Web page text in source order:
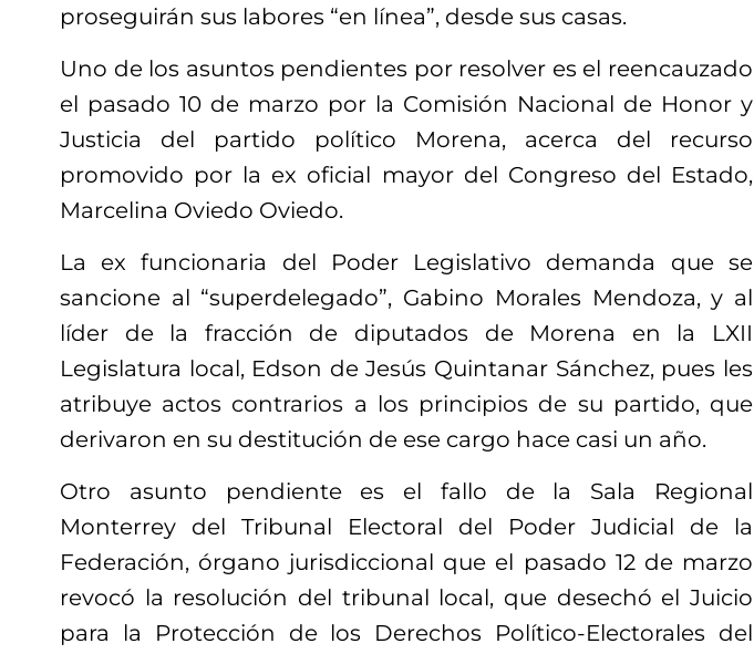
proseguirán sus labores “en línea”, desde sus casas.
Uno de los asuntos pendientes por resolver es el reencauzado
el pasado 10 de marzo por la Comisión Nacional de Honor y
Justicia del partido político Morena, acerca del recurso
promovido por la ex oficial mayor del Congreso del Estado,
Marcelina Oviedo Oviedo.
La ex funcionaria del Poder Legislativo demanda que se
sancione al “superdelegado”, Gabino Morales Mendoza, y al
líder de la fracción de diputados de Morena en la LXII
Legislatura local, Edson de Jesús Quintanar Sánchez, pues les
atribuye actos contrarios a los principios de su partido, que
derivaron en su destitución de ese cargo hace casi un año.
Otro asunto pendiente es el fallo de la Sala Regional
Monterrey del Tribunal Electoral del Poder Judicial de la
Federación, órgano jurisdiccional que el pasado 12 de marzo
revocó la resolución del tribunal local, que desechó el Juicio
para la Protección de los Derechos Político-Electorales del